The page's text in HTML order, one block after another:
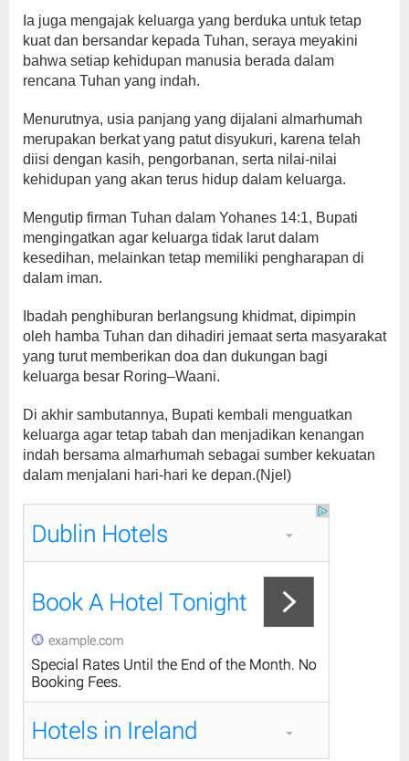
Ia juga mengajak keluarga yang berduka untuk tetap
kuat dan bersandar kepada Tuhan, seraya meyakini
bahwa setiap kehidupan manusia berada dalam
rencana Tuhan yang indah.
Menurutnya, usia panjang yang dijalani almarhumah
merupakan berkat yang patut disyukuri, karena telah
diisi dengan kasih, pengorbanan, serta nilai-nilai
kehidupan yang akan terus hidup dalam keluarga.
Mengutip firman Tuhan dalam Yohanes 14:1, Bupati
mengingatkan agar keluarga tidak larut dalam
kesedihan, melainkan tetap memiliki pengharapan di
dalam iman.
Ibadah penghiburan berlangsung khidmat, dipimpin
oleh hamba Tuhan dan dihadiri jemaat serta masyarakat
yang turut memberikan doa dan dukungan bagi
keluarga besar Roring–Waani.
Di akhir sambutannya, Bupati kembali menguatkan
keluarga agar tetap tabah dan menjadikan kenangan
indah bersama almarhumah sebagai sumber kekuatan
dalam menjalani hari-hari ke depan.(Njel)